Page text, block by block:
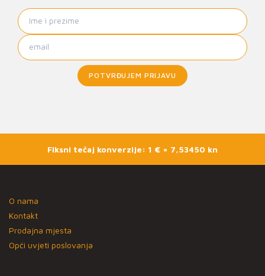
POTVRĐUJEM PRIJAVU
Fiksni tečaj konverzije: 1 € = 7,53450 kn
O nama
Kontakt
Prodajna mjesta
Opći uvjeti poslovanja